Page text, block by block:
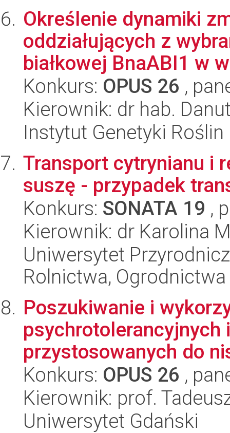
Określenie dynamiki
oddziałujących z
białkowej BnaABI1 w
Konkurs: OPUS 26 ,
Kierownik: dr hab.
Instytut Genetyki Roślin
Transport cytrynianu i
suszę - przypadek
Konkurs: SONATA 19 ,
Kierownik: dr Karolina
Uniwersytet
Rolnictwa,
Poszukiwanie i
psychrotolerancyjnych
przystosowanych do
Konkurs: OPUS 26 ,
Kierownik: prof.
Uniwersytet Gdański